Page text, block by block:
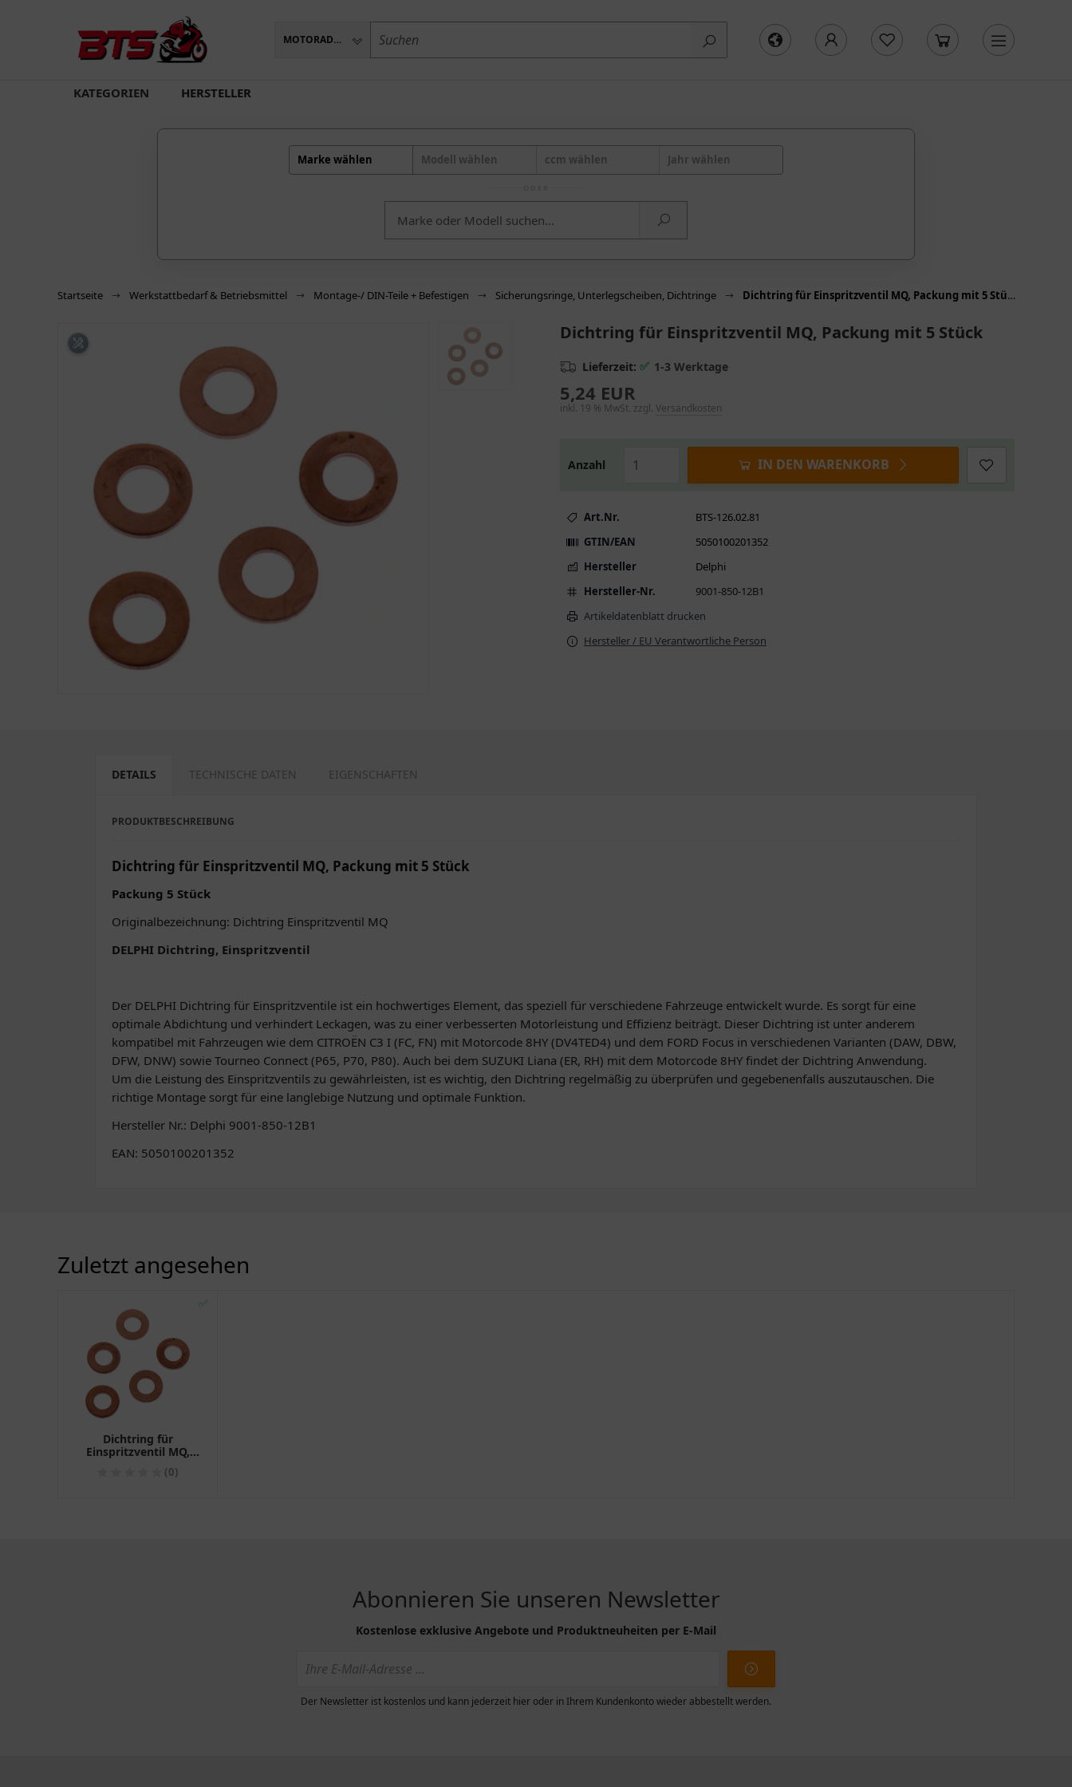
MOTORADTEILE
KATEGORIEN HERSTELLER
Marke wählen Modell wählen ccm wählen Jahr wählen
Startseite Werkstattbedarf & Betriebsmittel Montage-/ DIN-Teile + Befestigen Sicherungsringe, Unterlegscheiben, Dichtringe Dichtring für Einspritzventil MQ, Packung mit 5 Stück
Dichtring für Einspritzventil MQ, Packung mit 5 Stück
Lieferzeit: ✅ 1-3 Werktage
5,24 EUR
inkl. 19 % MwSt. zzgl. Versandkosten
Anzahl IN DEN WARENKORB
Art.Nr.
BTS-126.02.81
GTIN/EAN
5050100201352
Hersteller
Delphi
Hersteller-Nr.
9001-850-12B1
Artikeldatenblatt drucken
Hersteller / EU Verantwortliche Person
DETAILS TECHNISCHE DATEN EIGENSCHAFTEN
PRODUKTBESCHREIBUNG
Dichtring für Einspritzventil MQ, Packung mit 5 Stück
Packung 5 Stück
Originalbezeichnung: Dichtring Einspritzventil MQ
DELPHI Dichtring, Einspritzventil
Der DELPHI Dichtring für Einspritzventile ist ein hochwertiges Element, das speziell für verschiedene Fahrzeuge entwickelt wurde. Es sorgt für eine
optimale Abdichtung und verhindert Leckagen, was zu einer verbesserten Motorleistung und Effizienz beiträgt. Dieser Dichtring ist unter anderem
kompatibel mit Fahrzeugen wie dem CITROËN C3 I (FC, FN) mit Motorcode 8HY (DV4TED4) und dem FORD Focus in verschiedenen Varianten (DAW, DBW,
DFW, DNW) sowie Tourneo Connect (P65, P70, P80). Auch bei dem SUZUKI Liana (ER, RH) mit dem Motorcode 8HY findet der Dichtring Anwendung.
Um die Leistung des Einspritzventils zu gewährleisten, ist es wichtig, den Dichtring regelmäßig zu überprüfen und gegebenenfalls auszutauschen. Die
richtige Montage sorgt für eine langlebige Nutzung und optimale Funktion.
Hersteller Nr.: Delphi 9001-850-12B1
EAN: 5050100201352
Zuletzt angesehen
✅
Dichtring für
Einspritzventil MQ,
Packung mit 5 Stück
(0)
Abonnieren Sie unseren Newsletter
Kostenlose exklusive Angebote und Produktneuheiten per E-Mail
Der Newsletter ist kostenlos und kann jederzeit hier oder in Ihrem Kundenkonto wieder abbestellt werden.